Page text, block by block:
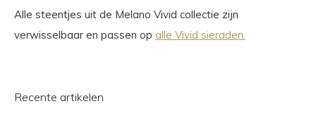
Alle steentjes uit de Melano Vivid collectie zijn
verwisselbaar en passen op alle Vivid sieraden.
Recente artikelen